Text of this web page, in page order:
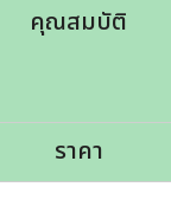
คุณสมบัติ
ราคา